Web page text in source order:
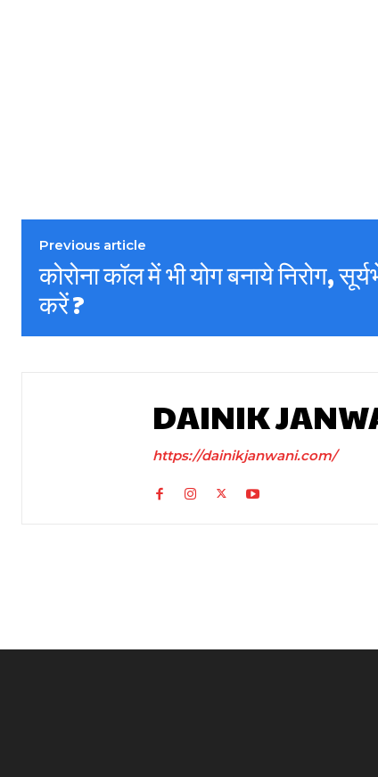
Previous article
कोरोना कॉल में भी योग बनाये निरोग,
करें ?
DAINIK
https://dainikjanwani.com/